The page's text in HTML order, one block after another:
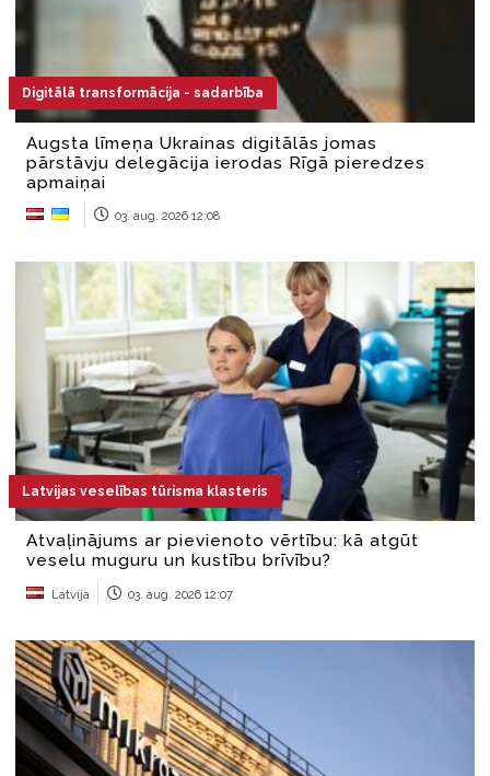
Digitālā transformācija - sadarbība
Augsta līmeņa Ukrainas digitālās jomas
pārstāvju delegācija ierodas Rīgā pieredzes
apmaiņai
03. aug. 2026 12:08
Latvijas veselības tūrisma klasteris
Atvaļinājums ar pievienoto vērtību: kā atgūt
veselu muguru un kustību brīvību?
Latvija 03. aug. 2026 12:07